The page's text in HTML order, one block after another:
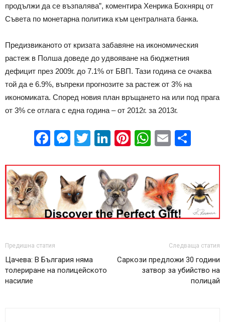
продължи да се възпалява”, коментира Хенрика Бохнярц от
Съвета по монетарна политика към централната банка.
Предизвиканото от кризата забавяне на икономическия
растеж в Полша доведе до удвояване на бюджетния
дефицит през 2009г. до 7.1% от БВП. Тази година се очаква
той да е 6.9%, въпреки прогнозите за растеж от 3% на
икономиката. Според новия план връщането на или под прага
от 3% се отлага с една година – от 2012г. за 2013г.
Facebook
Messenger
Twitter
LinkedIn
Pinterest
WhatsApp
Email
Предишна статия
Цачева: В България няма
толериране на полицейското
насилие
Следваща статия
Саркози предложи 30 години
затвор за убийство на
полицай